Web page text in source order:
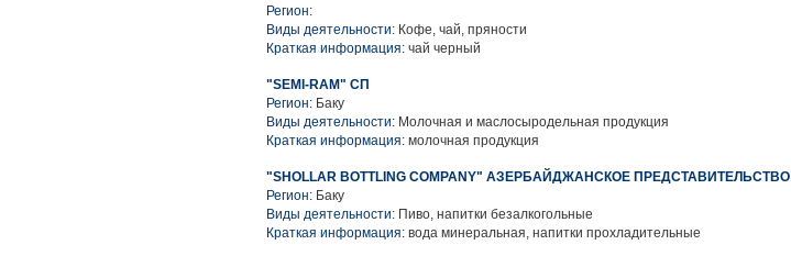
Регион:
Виды деятельности: Кофе, чай, пряности
Краткая информация: чай черный
"SEMI-RAM" СП
Регион: Баку
Виды деятельности: Молочная и маслосыродельная продукция
Краткая информация: молочная продукция
"SHOLLAR BOTTLING COMPANY" АЗЕРБАЙДЖАНСКОЕ ПРЕДСТАВИТЕЛЬСТВО
Регион: Баку
Виды деятельности: Пиво, напитки безалкогольные
Краткая информация: вода минеральная, напитки прохладительные